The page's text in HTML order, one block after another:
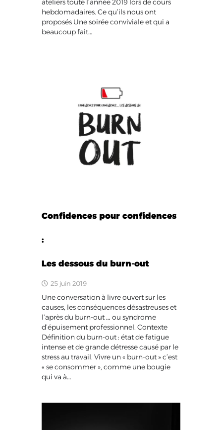
ateliers toute l’année 2019 lors de cours
hebdomadaires. Ce qu’ils nous ont
proposés Une soirée conviviale et qui a
beaucoup fait…
Confidences pour confidences
:
Les dessous du burn-out
25 juin 2019
Une conversation à livre ouvert sur les
causes, les conséquences désastreuses et
l’après du burn-out … ou syndrome
d’épuisement professionnel. Contexte
Définition du burn-out : état de fatigue
intense et de grande détresse causé par le
stress au travail. Vivre un « burn-out » c’est
« se consommer », comme une bougie
qui va à…